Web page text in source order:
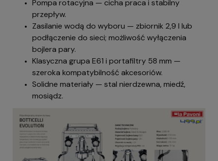
Pompa rotacyjna — cicha praca i stabilny
przepływ.
Zasilanie wodą do wyboru — zbiornik 2,9 l lub
podłączenie do sieci; możliwość wyłączenia
bojlera pary.
Klasyczna grupa E61 i portafiltry 58 mm —
szeroka kompatybilność akcesoriów.
Solidne materiały — stal nierdzewna, miedź,
mosiądz.